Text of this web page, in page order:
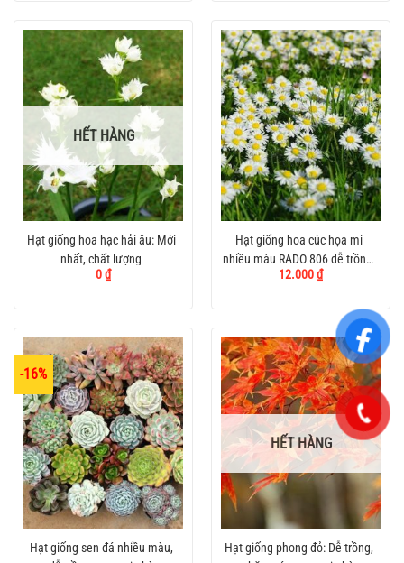
HẾT HÀNG
Hạt giống hoa hạc hải âu: Mới
nhất, chất lượng
0₫
Hạt giống hoa cúc họa mi
nhiều màu RADO 806 dễ trồng,
giá tốt năm 2024
12.000₫
-16%
Hạt giống sen đá nhiều màu,
HẾT HÀNG
Hạt giống phong đỏ: Dễ trồng,